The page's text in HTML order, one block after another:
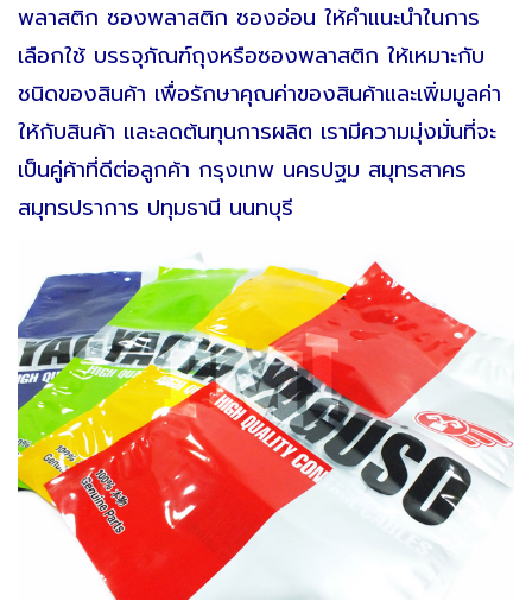
พลาสติก ซองพลาสติก ซองอ่อน ให้คำแนะนำในการ
เลือกใช้ บรรจุภัณฑ์ถุงหรือซองพลาสติก ให้เหมาะกับ
ชนิดของสินค้า เพื่อรักษาคุณค่าของสินค้าและเพิ่มมูลค่า
ให้กับสินค้า และลดต้นทุนการผลิต เรามีความมุ่งมั่นที่จะ
เป็นคู่ค้าที่ดีต่อลูกค้า กรุงเทพ นครปฐม สมุทรสาคร
สมุทรปราการ ปทุมธานี นนทบุรี